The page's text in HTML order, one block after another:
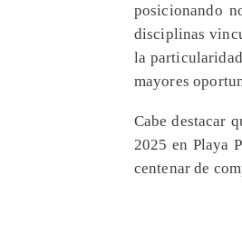
posicionando
disciplinas
la
mayores
Cabe destacar
2025 en Playa
centenar de